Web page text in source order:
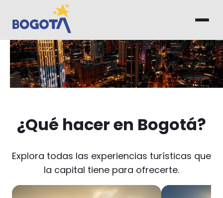
Saltar al contenido principal
Inicio
¿Qué hacer en Bogotá?
Explora todas las experiencias turísticas que
la capital tiene para ofrecerte.